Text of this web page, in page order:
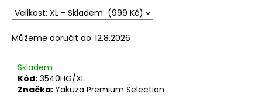
Můžeme doručit do: 12.8.2026
Skladem
Kód: 3540HG/XL
Značka:Yakuza Premium Selection
ŠEDÉ
TRIČKO
YAKUZA
PREMIUM
YPS
3906